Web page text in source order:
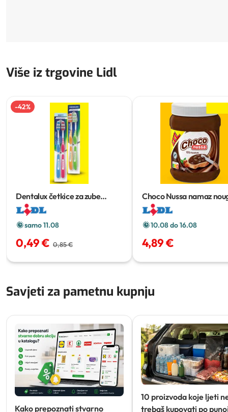
Više iz trgovine Lidl
-42%
Dentalux četkice za zube
classic 2 kom
samo 11.08
0,49 € 0,85 €
Choco Nussa namaz
XXL 1 kg
10.08 do 16.08
4,89 €
Savjeti za pametnu kupnju
Kako prepoznati stvarno
10 proizvoda koje ljeti
trebaš kupovati po